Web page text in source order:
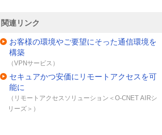
関連リンク
お客様の環境やご要望にそった通信環境を
構築
（VPNサービス）
セキュアかつ安価にリモートアクセスを可
能に
（リモートアクセスソリューション＜O-CNET AIRシ
リーズ＞）